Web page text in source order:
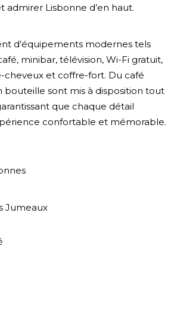
admirer Lisbonne d’en haut.
d’équipements modernes tels
minibar, télévision, Wi-Fi gratuit,
cheveux et coffre-fort. Du café
bouteille sont mis à disposition tout
que chaque détail
confortable et mémorable.
Jumeaux